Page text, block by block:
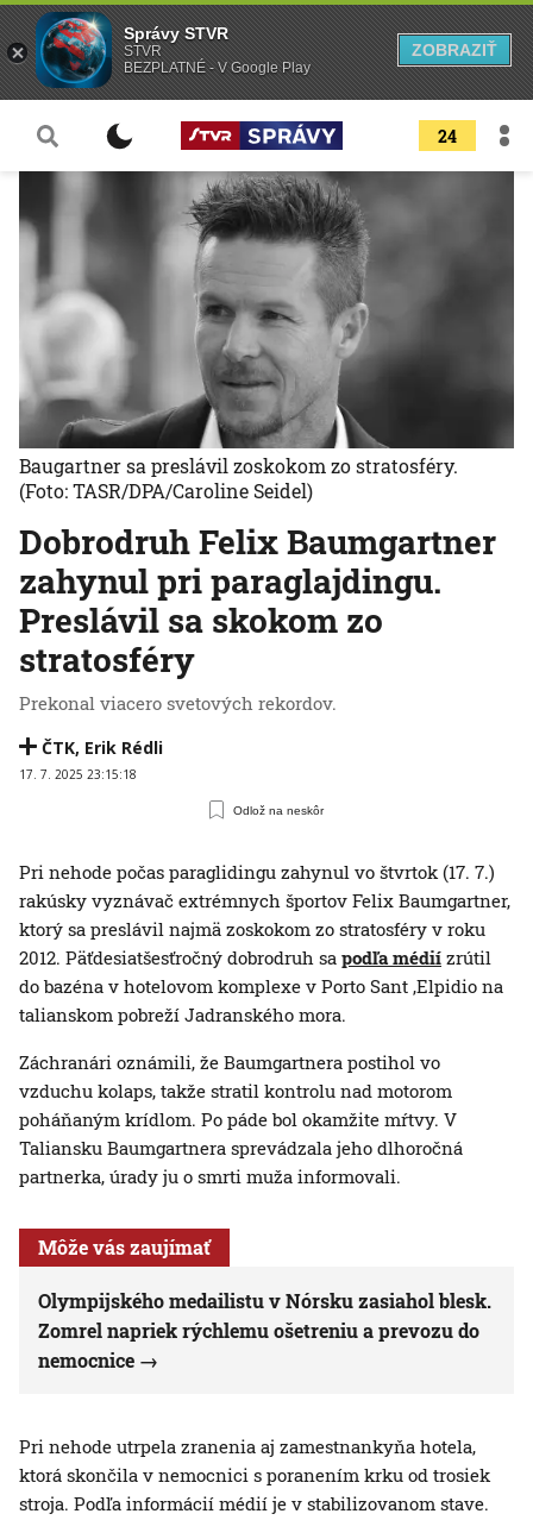
24
Dobrodruh Felix Baumgartner
zahynul pri paraglajdingu.
Preslávil sa skokom zo
stratosféry
Prekonal viacero svetových rekordov.
ČTK, Erik Rédli
17. 7. 2025 23:15:18
Odlož na neskôr
Baugartner sa preslávil zoskokom zo stratosféry.
(Foto: TASR/DPA/Caroline Seidel)
Pri nehode počas paraglidingu zahynul vo štvrtok (17. 7.)
rakúsky vyznávač extrémnych športov Felix Baumgartner,
ktorý sa preslávil najmä zoskokom zo stratosféry v roku
2012. Päťdesiatšesťročný dobrodruh sa podľa médií zrútil
do bazéna v hotelovom komplexe v Porto Sant ‚Elpidio na
talianskom pobreží Jadranského mora.
Záchranári oznámili, že Baumgartnera postihol vo
vzduchu kolaps, takže stratil kontrolu nad motorom
poháňaným krídlom. Po páde bol okamžite mŕtvy. V
Taliansku Baumgartnera sprevádzala jeho dlhoročná
partnerka, úrady ju o smrti muža informovali.
Môže vás zaujímať
Olympijského medailistu v Nórsku zasiahol blesk.
Zomrel napriek rýchlemu ošetreniu a prevozu do
nemocnice
Pri nehode utrpela zranenia aj zamestnankyňa hotela,
ktorá skončila v nemocnici s poranením krku od trosiek
stroja. Podľa informácií médií je v stabilizovanom stave.
Správy STVR
STVR
BEZPLATNÉ - V Google Play
ZOBRAZIŤ